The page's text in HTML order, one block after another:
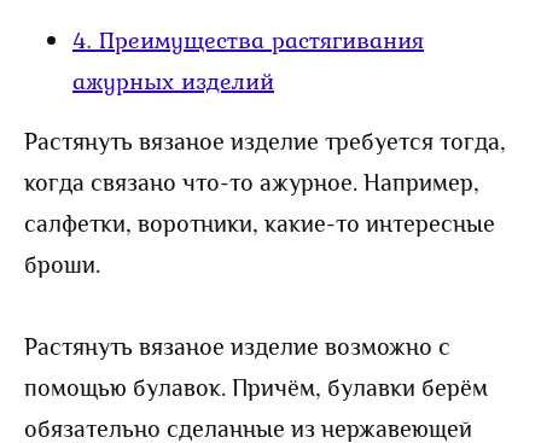
4. Преимущества растягивания
ажурных изделий
Растянуть вязаное изделие требуется тогда,
когда связано что-то ажурное. Например,
салфетки, воротники, какие-то интересные
броши.
Растянуть вязаное изделие возможно с
помощью булавок. Причём, булавки берём
обязательно сделанные из нержавеющей